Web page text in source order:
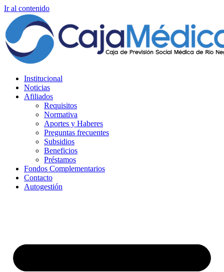
Ir al contenido
Institucional
Noticias
Afiliados
Requisitos
Normativa
Aportes y Haberes
Preguntas frecuentes
Subsidios
Beneficios
Préstamos
Fondos Complementarios
Contacto
Autogestión